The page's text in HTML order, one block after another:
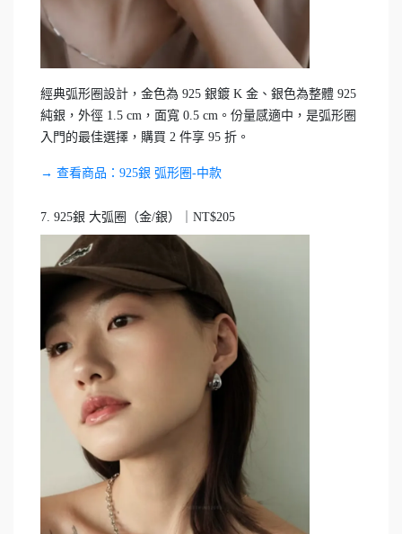
經典弧形圈設計，金色為 925 銀鍍 K 金、銀色為整體 925
純銀，外徑 1.5 cm，面寬 0.5 cm。份量感適中，是弧形圈
入門的最佳選擇，購買 2 件享 95 折。
→ 查看商品：925銀 弧形圈-中款
7. 925銀 大弧圈（金/銀）｜NT$205